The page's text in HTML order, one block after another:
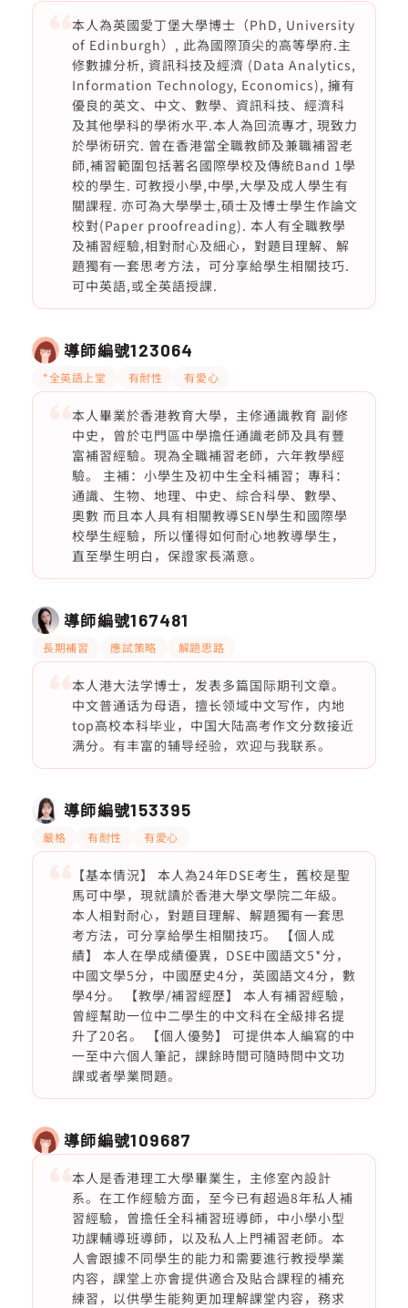
本人為英國愛丁堡大學博士（PhD, University
of Edinburgh）, 此為國際頂尖的高等學府.主
修數據分析, 資訊科技及經濟 (Data Analytics,
Information Technology, Economics), 擁有
優良的英文、中文、數學、資訊科技、經濟科
及其他學科的學術水平.本人為回流專才, 現致力
於學術研究. 曾在香港當全職教師及兼職補習老
師,補習範圍包括著名國際學校及傳統Band 1學
校的學生. 可教授小學,中學,大學及成人學生有
關課程. 亦可為大學學士,碩士及博士學生作論文
校對(Paper proofreading). 本人有全職教學
及補習經驗,相對耐心及細心，對題目理解、解
題獨有一套思考方法，可分享給學生相關技巧.
可中英語,或全英語授課.
導師編號123064
*全英語上堂 有耐性 有愛心
本人畢業於香港教育大學，主修通識教育 副修
中史，曾於屯門區中學擔任通識老師及具有豐
富補習經驗。現為全職補習老師，六年教學經
驗。 主補：小學生及初中生全科補習；專科：
通識、生物、地理、中史、綜合科學、數學、
奧數 而且本人具有相關教導SEN學生和國際學
校學生經驗，所以懂得如何耐心地教導學生，
直至學生明白，保證家長滿意。
導師編號167481
長期補習 應試策略 解題思路
本人港大法学博士，发表多篇国际期刊文章。
中文普通话为母语，擅长领域中文写作，内地
top高校本科毕业，中国大陆高考作文分数接近
满分。有丰富的辅导经验，欢迎与我联系。
導師編號153395
嚴格 有耐性 有愛心
【基本情況】 本人為24年DSE考生，舊校是聖
馬可中學，現就讀於香港大學文學院二年級。
本人相對耐心，對題目理解、解題獨有一套思
考方法，可分享給學生相關技巧。 【個人成
績】 本人在學成績優異，DSE中國語文5*分，
中國文學5分，中國歷史4分，英國語文4分，數
學4分。 【教學/補習經歷】 本人有補習經驗，
曾經幫助一位中二學生的中文科在全級排名提
升了20名。 【個人優勢】 可提供本人編寫的中
一至中六個人筆記，課餘時間可隨時問中文功
課或者學業問題。
導師編號109687
本人是香港理工大學畢業生，主修室內設計
系。在工作經驗方面，至今已有超過8年私人補
習經驗，曾擔任全科補習班導師，中小學小型
功課輔導班導師，以及私人上門補習老師。本
人會跟據不同學生的能力和需要進行教授學業
内容，課堂上亦會提供適合及貼合課程的補充
練習，以供學生能夠更加理解課堂内容，務求